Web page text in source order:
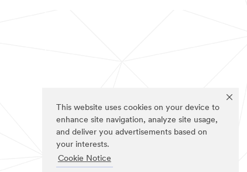
This website uses cookies on your device to
enhance site navigation, analyze site usage,
and deliver you advertisements based on
your interests.
Cookie Notice